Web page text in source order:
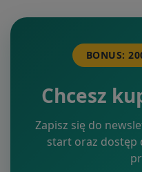
BONUS:
Chcesz
Zapisz się do
start oraz dostęp